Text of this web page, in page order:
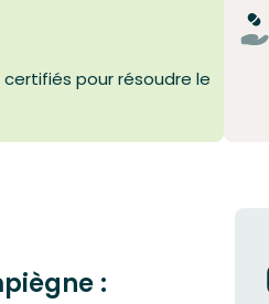
pour résoudre le
: